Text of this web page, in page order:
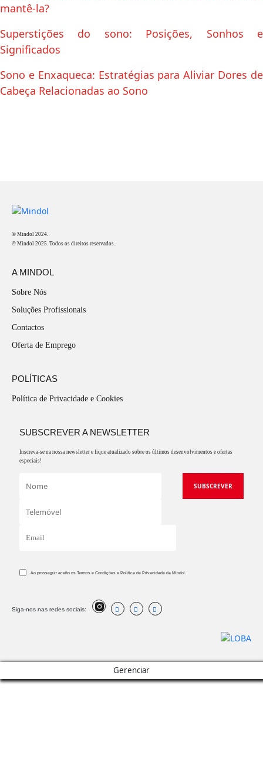
mantê-la?
Superstições do sono: Posições, Sonhos e
Significados
Sono e Enxaqueca: Estratégias para Aliviar Dores de
Cabeça Relacionadas ao Sono
© Mindol 2024.
© Mindol 2025. Todos os direitos reservados..
A MINDOL
Sobre Nós
Soluções Profissionais
Contactos
Oferta de Emprego
POLÍTICAS
Política de Privacidade e Cookies
SUBSCREVER A NEWSLETTER
Inscreva-se na nossa newsletter e fique atualizado sobre os últimos desenvolvimentos e ofertas
especiais!
Ao prosseguir aceito os Termos e Condições e Política de Privacidade da Mindol.
Siga-nos nas redes sociais:
Gerenciar